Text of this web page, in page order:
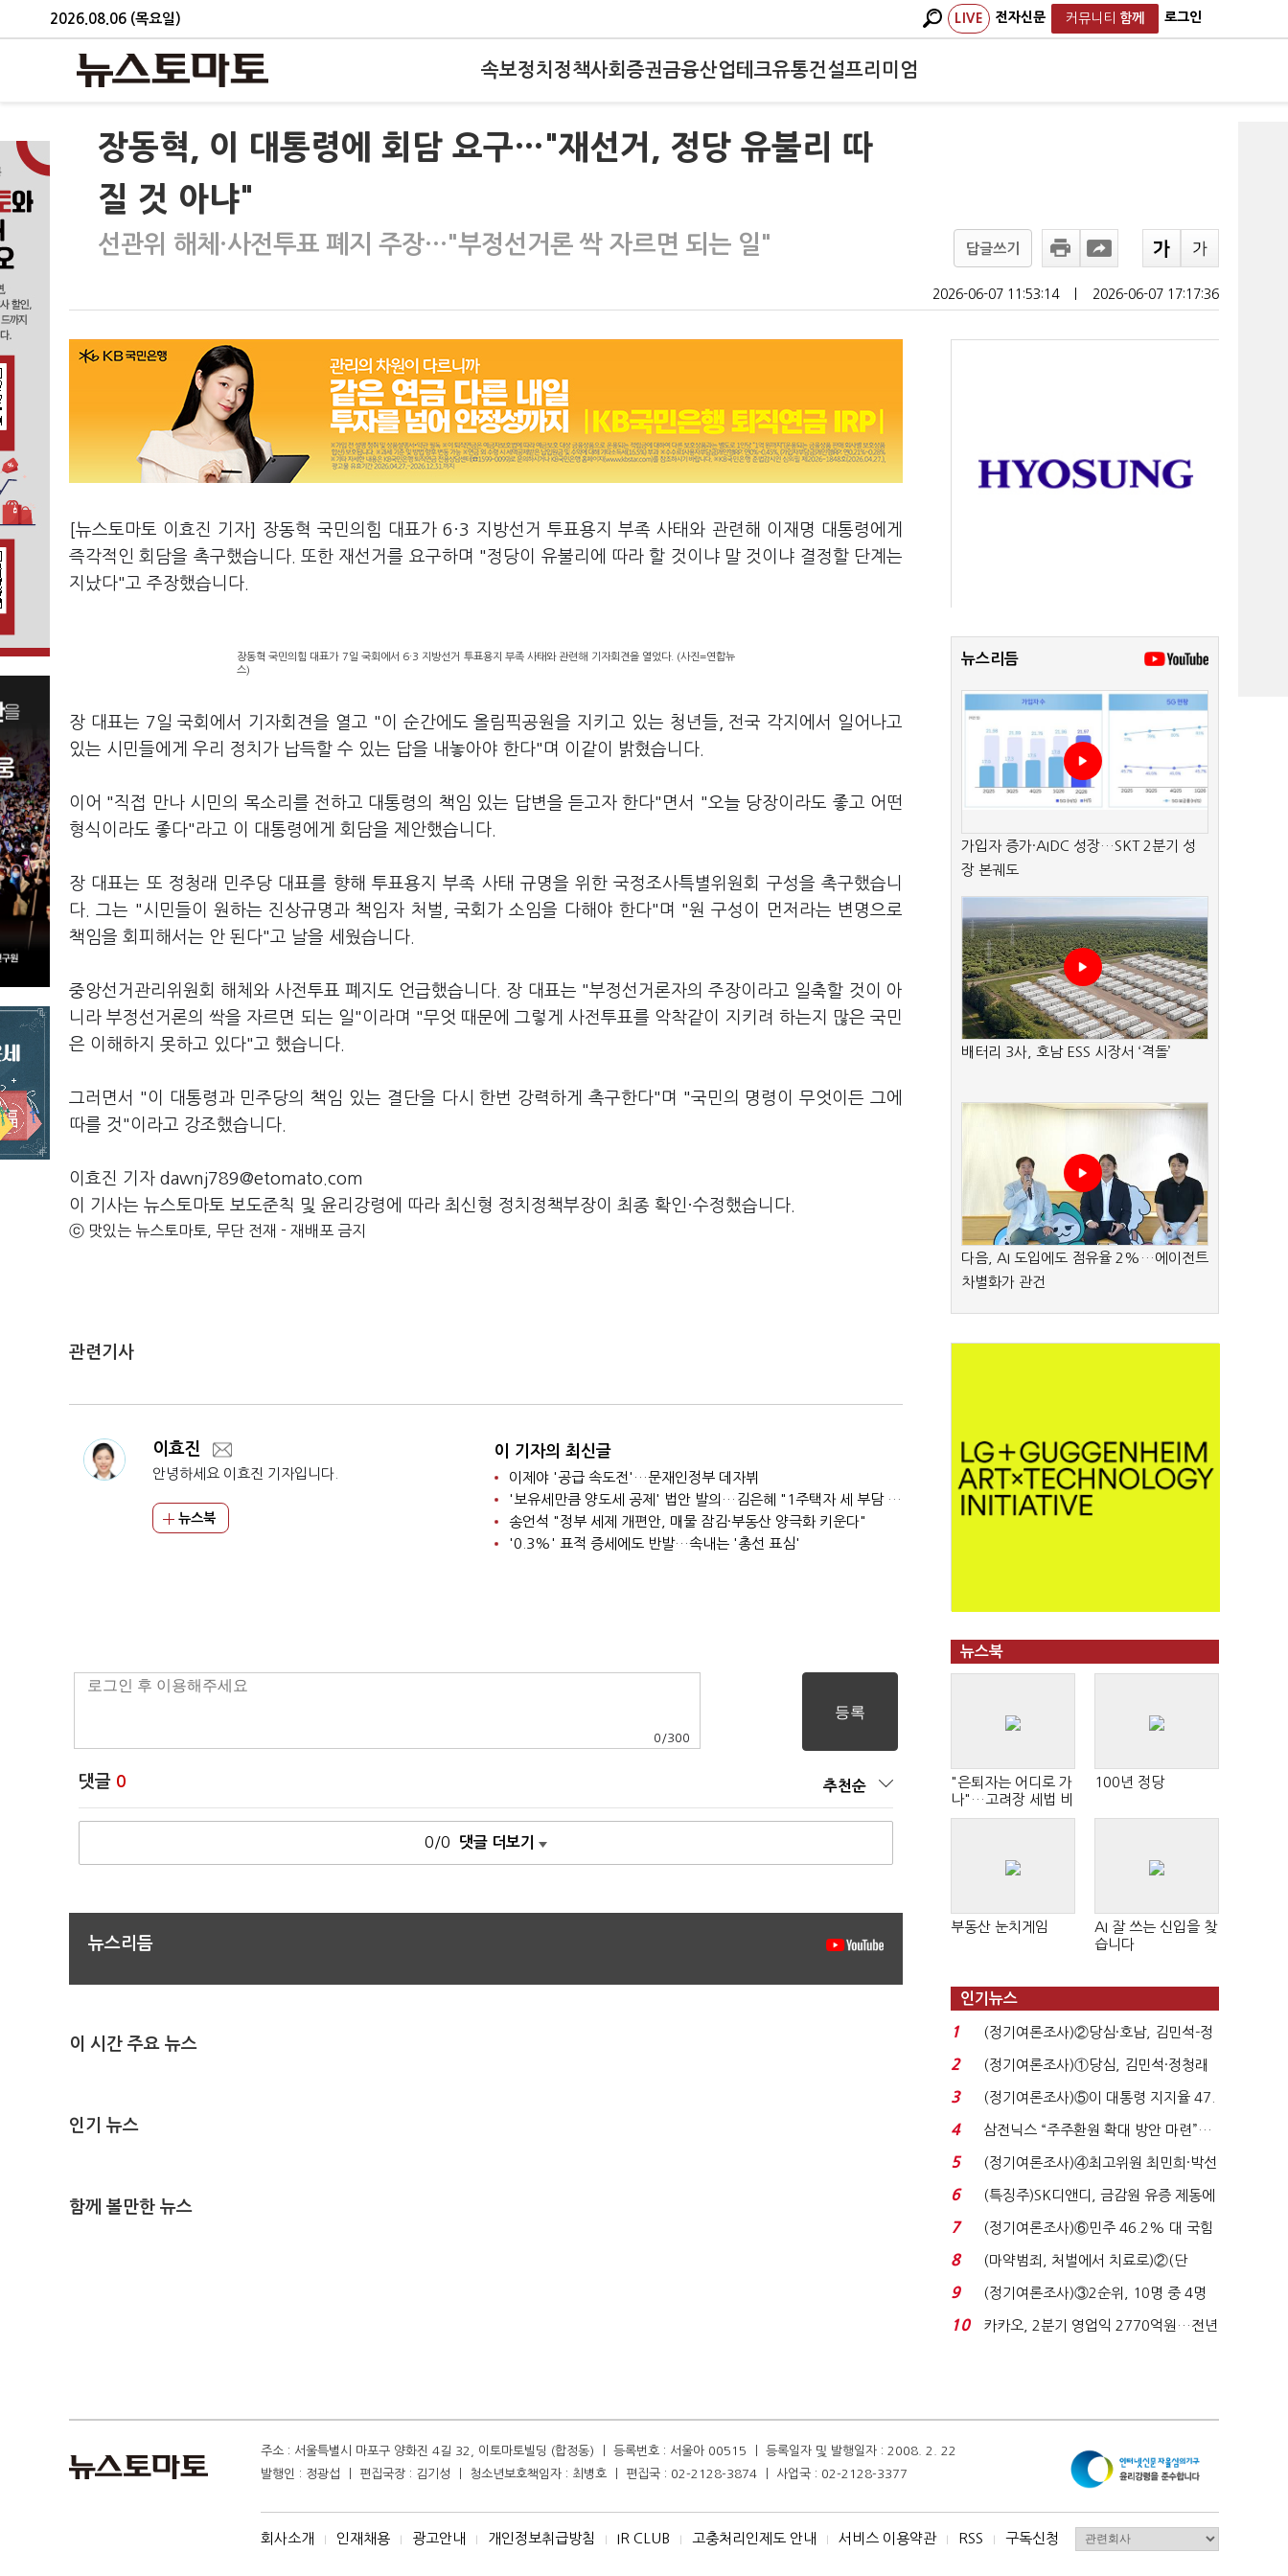
2026.08.06 (목요일) LIVE 전자신문 커뮤니티 함께 로그인
속보정치 정책사회 증권금융산업테크유통건설프리미엄
장동혁, 이 대통령에 회담 요구…"재선거, 정당 유불리 따
질 것 아냐"
선관위 해체·사전투표 폐지 주장…"부정선거론 싹 자르면 되는 일" 답글쓰기
2026-06-07 11:53:14 2026-06-07 17:17:36
[뉴스토마토 이효진 기자] 장동혁 국민의힘 대표가 6·3 지방선거 투표용지 부족 사태와 관련해 이재명 대통령에게
즉각적인 회담을 촉구했습니다. 또한 재선거를 요구하며 "정당이 유불리에 따라 할 것이냐 말 것이냐 결정할 단계는
지났다"고 주장했습니다.
장동혁 국민의힘 대표가 7일 국회에서 6·3 지방선거 투표용지 부족 사태와 관련해 기자회견을 열었다. (사진=연합뉴
스)
장 대표는 7일 국회에서 기자회견을 열고 "이 순간에도 올림픽공원을 지키고 있는 청년들, 전국 각지에서 일어나고
있는 시민들에게 우리 정치가 납득할 수 있는 답을 내놓아야 한다"며 이같이 밝혔습니다.
이어 "직접 만나 시민의 목소리를 전하고 대통령의 책임 있는 답변을 듣고자 한다"면서 "오늘 당장이라도 좋고 어떤
형식이라도 좋다"라고 이 대통령에게 회담을 제안했습니다.
장 대표는 또 정청래 민주당 대표를 향해 투표용지 부족 사태 규명을 위한 국정조사특별위원회 구성을 촉구했습니
다. 그는 "시민들이 원하는 진상규명과 책임자 처벌, 국회가 소임을 다해야 한다"며 "원 구성이 먼저라는 변명으로
책임을 회피해서는 안 된다"고 날을 세웠습니다.
중앙선거관리위원회 해체와 사전투표 폐지도 언급했습니다. 장 대표는 "부정선거론자의 주장이라고 일축할 것이 아
니라 부정선거론의 싹을 자르면 되는 일"이라며 "무엇 때문에 그렇게 사전투표를 악착같이 지키려 하는지 많은 국민
은 이해하지 못하고 있다"고 했습니다.
그러면서 "이 대통령과 민주당의 책임 있는 결단을 다시 한번 강력하게 촉구한다"며 "국민의 명령이 무엇이든 그에
따를 것"이라고 강조했습니다.
이효진 기자 dawnj789@etomato.com
이 기사는 뉴스토마토 보도준칙 및 윤리강령에 따라 최신형 정치정책부장이 최종 확인·수정했습니다.
ⓒ 맛있는 뉴스토마토, 무단 전재 - 재배포 금지
관련기사
이효진
안녕하세요 이효진 기자입니다.
뉴스북
이 기자의 최신글
이제야 '공급 속도전'…문재인정부 데자뷔
'보유세만큼 양도세 공제' 법안 발의…김은혜 "1주택자 세 부담 완화"
송언석 "정부 세제 개편안, 매물 잠김·부동산 양극화 키운다"
'0.3%' 표적 증세에도 반발…속내는 '총선 표심'
0 /300
댓글 0 추천순
0/0 댓글 더보기
뉴스리듬
이 시간 주요 뉴스
인기 뉴스
함께 볼만한 뉴스
뉴스리듬
가입자 증가·AIDC 성장…SKT 2분기 성
장 본궤도
배터리 3사, 호남 ESS 시장서 ‘격돌’
다음, AI 도입에도 점유율 2%…에이전트
차별화가 관건
뉴스북
"은퇴자는 어디로 가
나"…고려장 세법 비
판 확산
100년 정당
부동산 눈치게임
AI 잘 쓰는 신입을 찾
습니다
인기뉴스
1
(정기여론조사)②당심·호남, 김민석-정
청래 '초접전'...
2
(정기여론조사)①당심, 김민석·정청래
'초접전'…대통령 ...
3
(정기여론조사)⑤이 대통령 지지율 47.
7%…일주일 만에 ...
4
삼전닉스 “주주환원 확대 방안 마련”…
로이터에 성명...
5
(정기여론조사)④최고위원 최민희·박선
원 '양강'…서미...
6
(특징주)SK디앤디, 금감원 유증 제동에
장 초반 상한가...
7
(정기여론조사)⑥민주 46.2% 대 국힘
31.0%…오차범위 밖 ...
8
(마약범죄, 처벌에서 치료로)②(단
독)"마약은 전염병…여성...
9
(정기여론조사)③2순위, 10명 중 4명
'송영길'…정청래 '한 ...
10
카카오, 2분기 영업익 2770억원…전년
주소 : 서울특별시 마포구 양화진 4길 32, 이토마토빌딩 (합정동) ㅣ 등록번호 : 서울아 00515 ㅣ 등록일자 및 발행일자 : 2008. 2. 22
발행인 : 정광섭 ㅣ 편집국장 : 김기성 ㅣ 청소년보호책임자 : 최병호 ㅣ 편집국 : 02-2128-3874 ㅣ 사업국 : 02-2128-3377
회사소개 I 인재채용 I 광고안내 I 개인정보취급방침 I IR CLUB I 고충처리인제도 안내 I 서비스 이용약관 I RSS I 구독신청